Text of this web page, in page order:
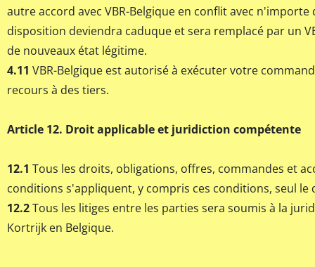
autre accord avec VBR-Belgique en conflit avec n'importe
disposition deviendra caduque et sera remplacé par un
de nouveaux état légitime.
4.11 VBR-Belgique est autorisé à exécuter votre
recours à des tiers.
Article 12. Droit applicable et juridiction compétente
12.1 Tous les droits, obligations, offres, commandes et
conditions s'appliquent, y compris ces conditions, seul le
12.2Tous les litiges entre les parties sera soumis à la
Kortrijk en Belgique.